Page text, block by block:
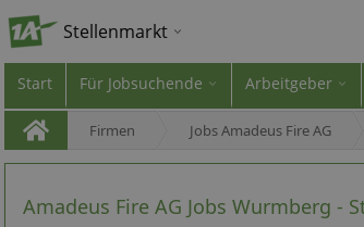
Stellenmarkt
Start Für Jobsuchende Arbeitgeber
Firmen Jobs Amadeus Fire AG
Amadeus Fire AG Jobs Wurmberg -